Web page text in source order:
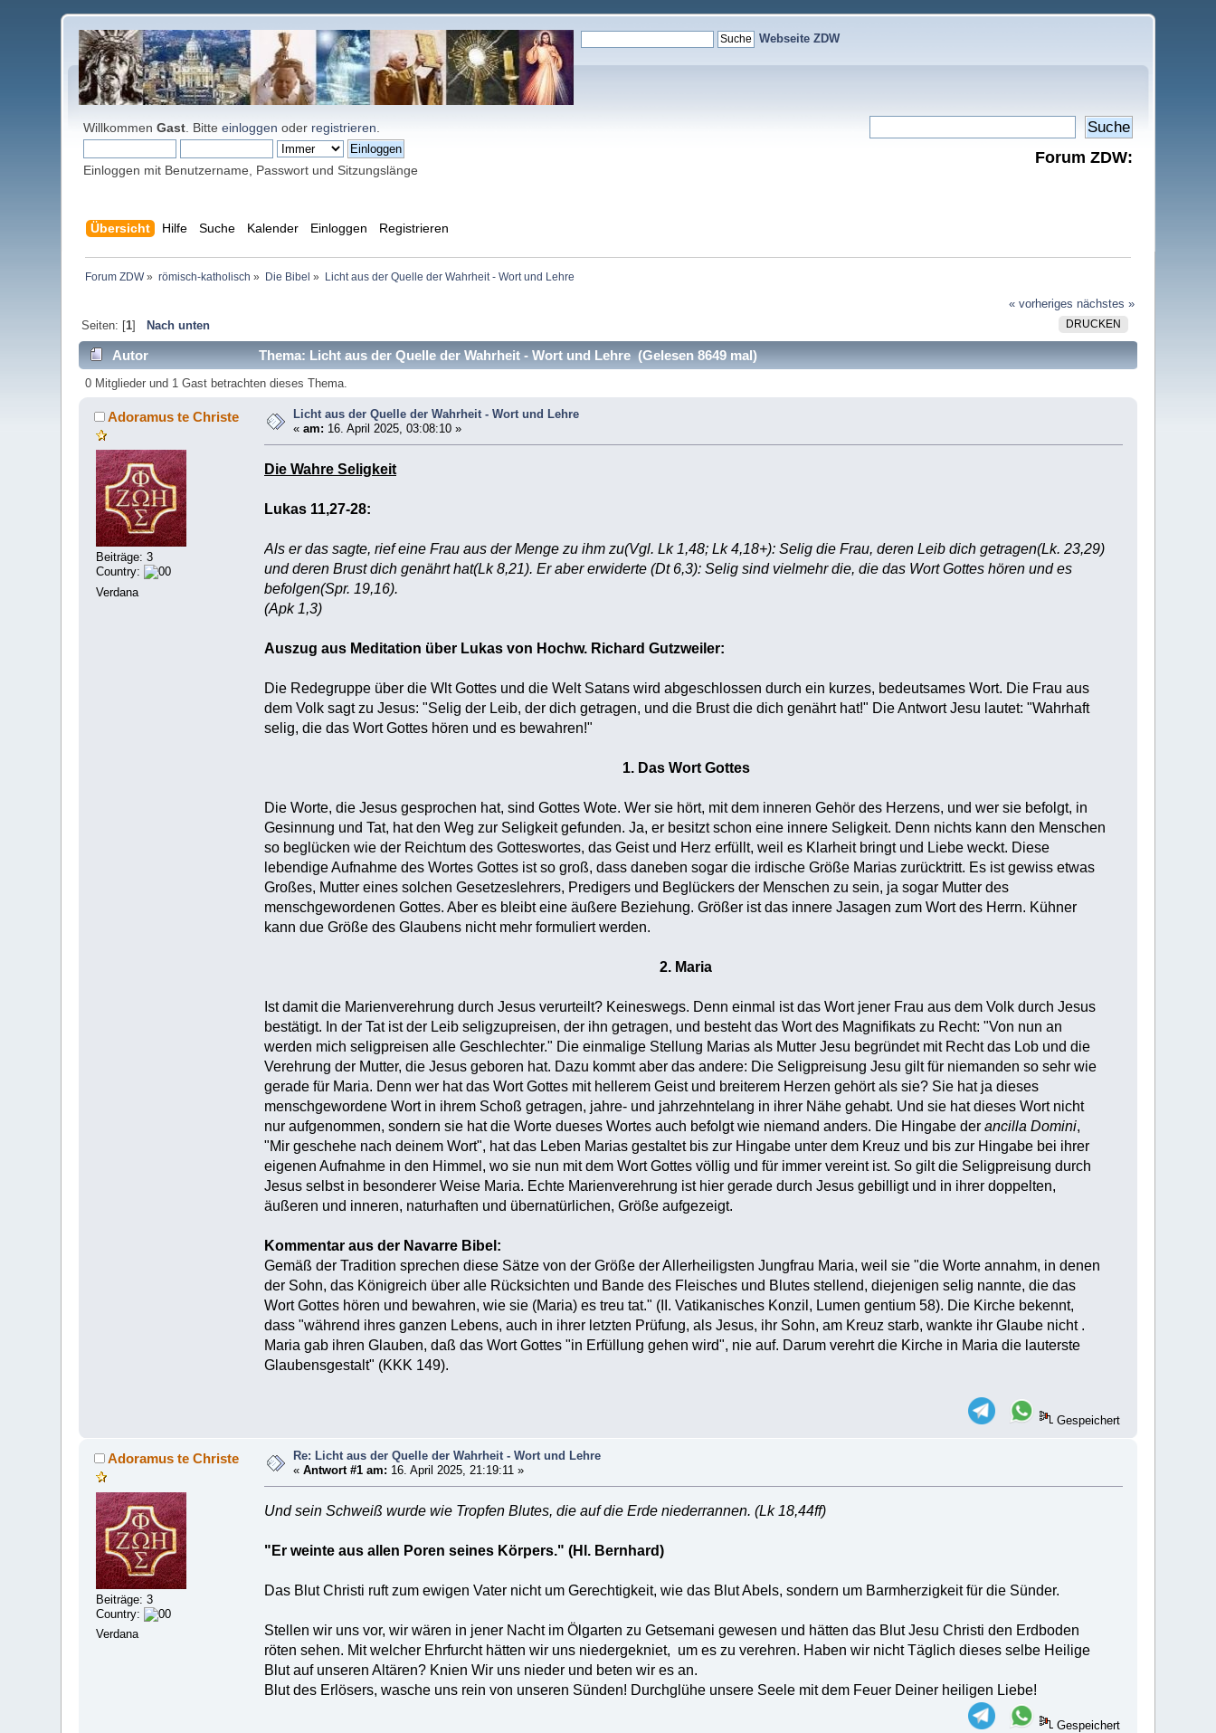
Webseite ZDW
WillkommenGast . Bitteeinloggen oder registrieren
Einloggen mit Benutzername, Passwort und Sitzungslänge
Forum ZDW:
Übersicht Hilfe Suche Kalender Einloggen Registrieren
Forum ZDW» römisch-katholisch » Die Bibel » Licht aus der Quelle der Wahrheit - Wort und Lehre
« vorheriges nächstes »
DRUCKEN
Seiten: [1] Nach unten
Autor Thema: Licht aus der Quelle der Wahrheit - Wort und Lehre (Gelesen 8649 mal)
0 Mitglieder und 1 Gast betrachten dieses Thema.
Adoramus te Christe
Beiträge: 3
Country:
Verdana
Licht aus der Quelle der Wahrheit - Wort und Lehre
«am: 16. April 2025, 03:08:10 »
Die Wahre Seligkeit
Lukas 11,27-28:
Als er das sagte, rief eine Frau aus der Menge zu ihm zu(Vgl. Lk 1,48; Lk 4,18+): Selig die Frau, deren Leib dich getragen(Lk. 23,29)
und deren Brust dich genährt hat(Lk 8,21). Er aber erwiderte (Dt 6,3): Selig sind vielmehr die, die das Wort Gottes hören und es
befolgen(Spr. 19,16).
(Apk 1,3)
Auszug aus Meditation über Lukas von Hochw. Richard Gutzweiler:
Die Redegruppe über die Wlt Gottes und die Welt Satans wird abgeschlossen durch ein kurzes, bedeutsames Wort. Die Frau aus
dem Volk sagt zu Jesus: "Selig der Leib, der dich getragen, und die Brust die dich genährt hat!" Die Antwort Jesu lautet: "Wahrhaft
selig, die das Wort Gottes hören und es bewahren!"
1. Das Wort Gottes
Die Worte, die Jesus gesprochen hat, sind Gottes Wote. Wer sie hört, mit dem inneren Gehör des Herzens, und wer sie befolgt, in
Gesinnung und Tat, hat den Weg zur Seligkeit gefunden. Ja, er besitzt schon eine innere Seligkeit. Denn nichts kann den Menschen
so beglücken wie der Reichtum des Gotteswortes, das Geist und Herz erfüllt, weil es Klarheit bringt und Liebe weckt. Diese
lebendige Aufnahme des Wortes Gottes ist so groß, dass daneben sogar die irdische Größe Marias zurücktritt. Es ist gewiss etwas
Großes, Mutter eines solchen Gesetzeslehrers, Predigers und Beglückers der Menschen zu sein, ja sogar Mutter des
menschgewordenen Gottes. Aber es bleibt eine äußere Beziehung. Größer ist das innere Jasagen zum Wort des Herrn. Kühner
kann due Größe des Glaubens nicht mehr formuliert werden.
2. Maria
Ist damit die Marienverehrung durch Jesus verurteilt? Keineswegs. Denn einmal ist das Wort jener Frau aus dem Volk durch Jesus
bestätigt. In der Tat ist der Leib seligzupreisen, der ihn getragen, und besteht das Wort des Magnifikats zu Recht: "Von nun an
werden mich seligpreisen alle Geschlechter." Die einmalige Stellung Marias als Mutter Jesu begründet mit Recht das Lob und die
Verehrung der Mutter, die Jesus geboren hat. Dazu kommt aber das andere: Die Seligpreisung Jesu gilt für niemanden so sehr wie
gerade für Maria. Denn wer hat das Wort Gottes mit hellerem Geist und breiterem Herzen gehört als sie? Sie hat ja dieses
menschgewordene Wort in ihrem Schoß getragen, jahre- und jahrzehntelang in ihrer Nähe gehabt. Und sie hat dieses Wort nicht
nur aufgenommen, sondern sie hat die Worte dueses Wortes auch befolgt wie niemand anders. Die Hingabe der ancilla Domini,
"Mir geschehe nach deinem Wort", hat das Leben Marias gestaltet bis zur Hingabe unter dem Kreuz und bis zur Hingabe bei ihrer
eigenen Aufnahme in den Himmel, wo sie nun mit dem Wort Gottes völlig und für immer vereint ist. So gilt die Seligpreisung durch
Jesus selbst in besonderer Weise Maria. Echte Marienverehrung ist hier gerade durch Jesus gebilligt und in ihrer doppelten,
äußeren und inneren, naturhaften und übernatürlichen, Größe aufgezeigt.
Kommentar aus der Navarre Bibel:
Gemäß der Tradition sprechen diese Sätze von der Größe der Allerheiligsten Jungfrau Maria, weil sie "die Worte annahm, in denen
der Sohn, das Königreich über alle Rücksichten und Bande des Fleisches und Blutes stellend, diejenigen selig nannte, die das
Wort Gottes hören und bewahren, wie sie (Maria) es treu tat." (II. Vatikanisches Konzil, Lumen gentium 58). Die Kirche bekennt,
dass "während ihres ganzen Lebens, auch in ihrer letzten Prüfung, als Jesus, ihr Sohn, am Kreuz starb, wankte ihr Glaube nicht .
Maria gab ihren Glauben, daß das Wort Gottes "in Erfüllung gehen wird", nie auf. Darum verehrt die Kirche in Maria die lauterste
Glaubensgestalt" (KKK 149).
Gespeichert
Adoramus te Christe
Beiträge: 3
Country:
Verdana
Re: Licht aus der Quelle der Wahrheit - Wort und Lehre
«Antwort #1 am: 16. April 2025, 21:19:11 »
Und sein Schweiß wurde wie Tropfen Blutes, die auf die Erde niederrannen. (Lk 18,44ff)
"Er weinte aus allen Poren seines Körpers." (Hl. Bernhard)
Das Blut Christi ruft zum ewigen Vater nicht um Gerechtigkeit, wie das Blut Abels, sondern um Barmherzigkeit für die Sünder.
Stellen wir uns vor, wir wären in jener Nacht im Ölgarten zu Getsemani gewesen und hätten das Blut Jesu Christi den Erdboden
röten sehen. Mit welcher Ehrfurcht hätten wir uns niedergekniet, um es zu verehren. Haben wir nicht Täglich dieses selbe Heilige
Blut auf unseren Altären? Knien Wir uns nieder und beten wir es an.
Blut des Erlösers, wasche uns rein von unseren Sünden! Durchglühe unsere Seele mit dem Feuer Deiner heiligen Liebe!
Gespeichert